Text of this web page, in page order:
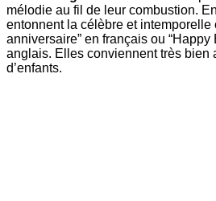
mélodie au fil de leur combustion.
entonnent la célèbre et intemporelle
anniversaire” en français ou “Happy
anglais. Elles conviennent très bien
d’enfants.